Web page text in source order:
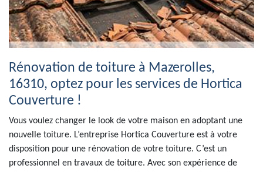
Rénovation de toiture à Mazerolles,
16310, optez pour les services de Hortica
Couverture !
Vous voulez changer le look de votre maison en adoptant une
nouvelle toiture. L’entreprise Hortica Couverture est à votre
disposition pour une rénovation de votre toiture. C’est un
professionnel en travaux de toiture. Avec son expérience de